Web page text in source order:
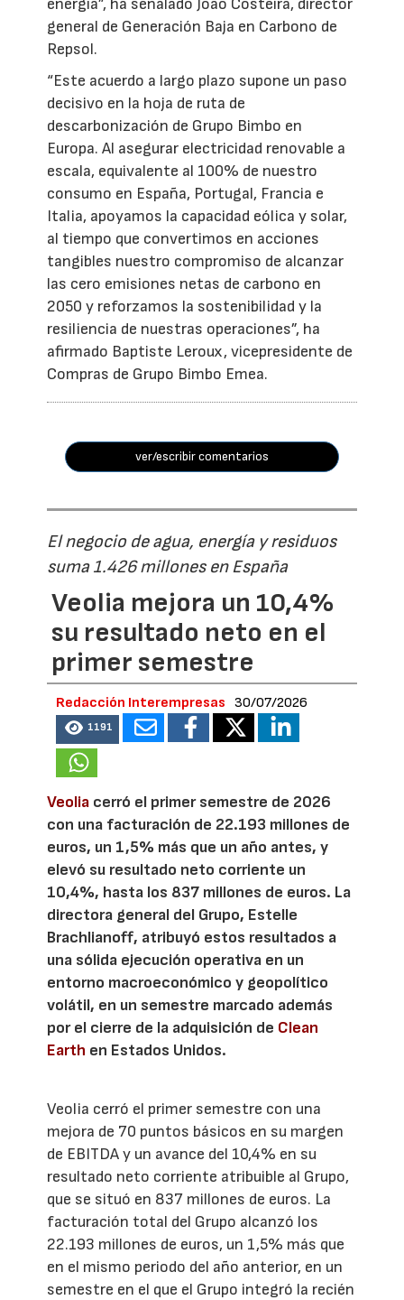
energía”, ha señalado João Costeira, director
general de Generación Baja en Carbono de
Repsol.
“Este acuerdo a largo plazo supone un paso
decisivo en la hoja de ruta de
descarbonización de Grupo Bimbo en
Europa. Al asegurar electricidad renovable a
escala, equivalente al 100% de nuestro
consumo en España, Portugal, Francia e
Italia, apoyamos la capacidad eólica y solar,
al tiempo que convertimos en acciones
tangibles nuestro compromiso de alcanzar
las cero emisiones netas de carbono en
2050 y reforzamos la sostenibilidad y la
resiliencia de nuestras operaciones”, ha
afirmado Baptiste Leroux, vicepresidente de
Compras de Grupo Bimbo Emea.
ver/escribir comentarios
El negocio de agua, energía y residuos
suma 1.426 millones en España
Veolia mejora un 10,4%
su resultado neto en el
primer semestre
Redacción Interempresas 30/07/2026
1191
Veolia cerró el primer semestre de 2026
con una facturación de 22.193 millones de
euros, un 1,5% más que un año antes, y
elevó su resultado neto corriente un
10,4%, hasta los 837 millones de euros. La
directora general del Grupo, Estelle
Brachlianoff, atribuyó estos resultados a
una sólida ejecución operativa en un
entorno macroeconómico y geopolítico
volátil, en un semestre marcado además
por el cierre de la adquisición de Clean
Earth en Estados Unidos.
Veolia cerró el primer semestre con una
mejora de 70 puntos básicos en su margen
de EBITDA y un avance del 10,4% en su
resultado neto corriente atribuible al Grupo,
que se situó en 837 millones de euros. La
facturación total del Grupo alcanzó los
22.193 millones de euros, un 1,5% más que
en el mismo periodo del año anterior, en un
semestre en el que el Grupo integró la recién